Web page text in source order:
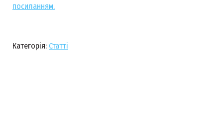
посиланням.
Категорія: Статті